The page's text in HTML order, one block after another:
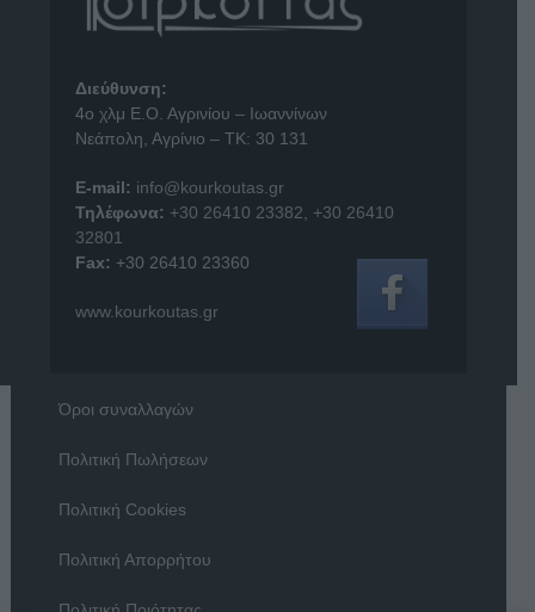
Διεύθυνση:
4o χλμ Ε.Ο. Αγρινίου – Ιωαννίνων
Νεάπολη, Αγρίνιο – ΤΚ: 30 131
E-mail: info@kourkoutas.gr
Τηλέφωνα: +30 26410 23382
+30 26410
32801
Fax: +30 26410 23360
www.kourkoutas.gr
Όροι συναλλαγών
Πολιτική Πωλήσεων
Πολιτική Cookies
Πολιτική Απορρήτου